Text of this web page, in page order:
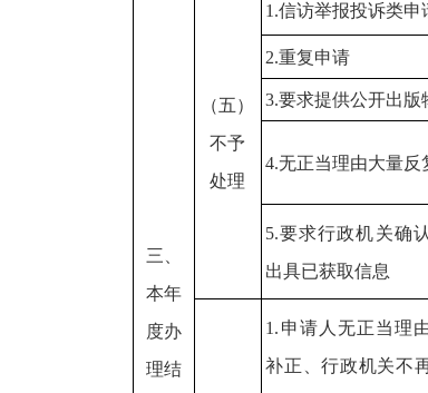
三、
本年
度办
理结
（五）
不予
处理
1.信访举报投诉类申
2.重复申请
3.要求提供公开出版
4.无正当理由大量反
5.要求行政机关确
出具已获取信息
1. 申请人无正当理
补正、行政机关不